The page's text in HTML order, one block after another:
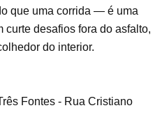
que uma corrida — é uma
desafios fora do asfalto,
do interior.
Fontes - Rua Cristiano